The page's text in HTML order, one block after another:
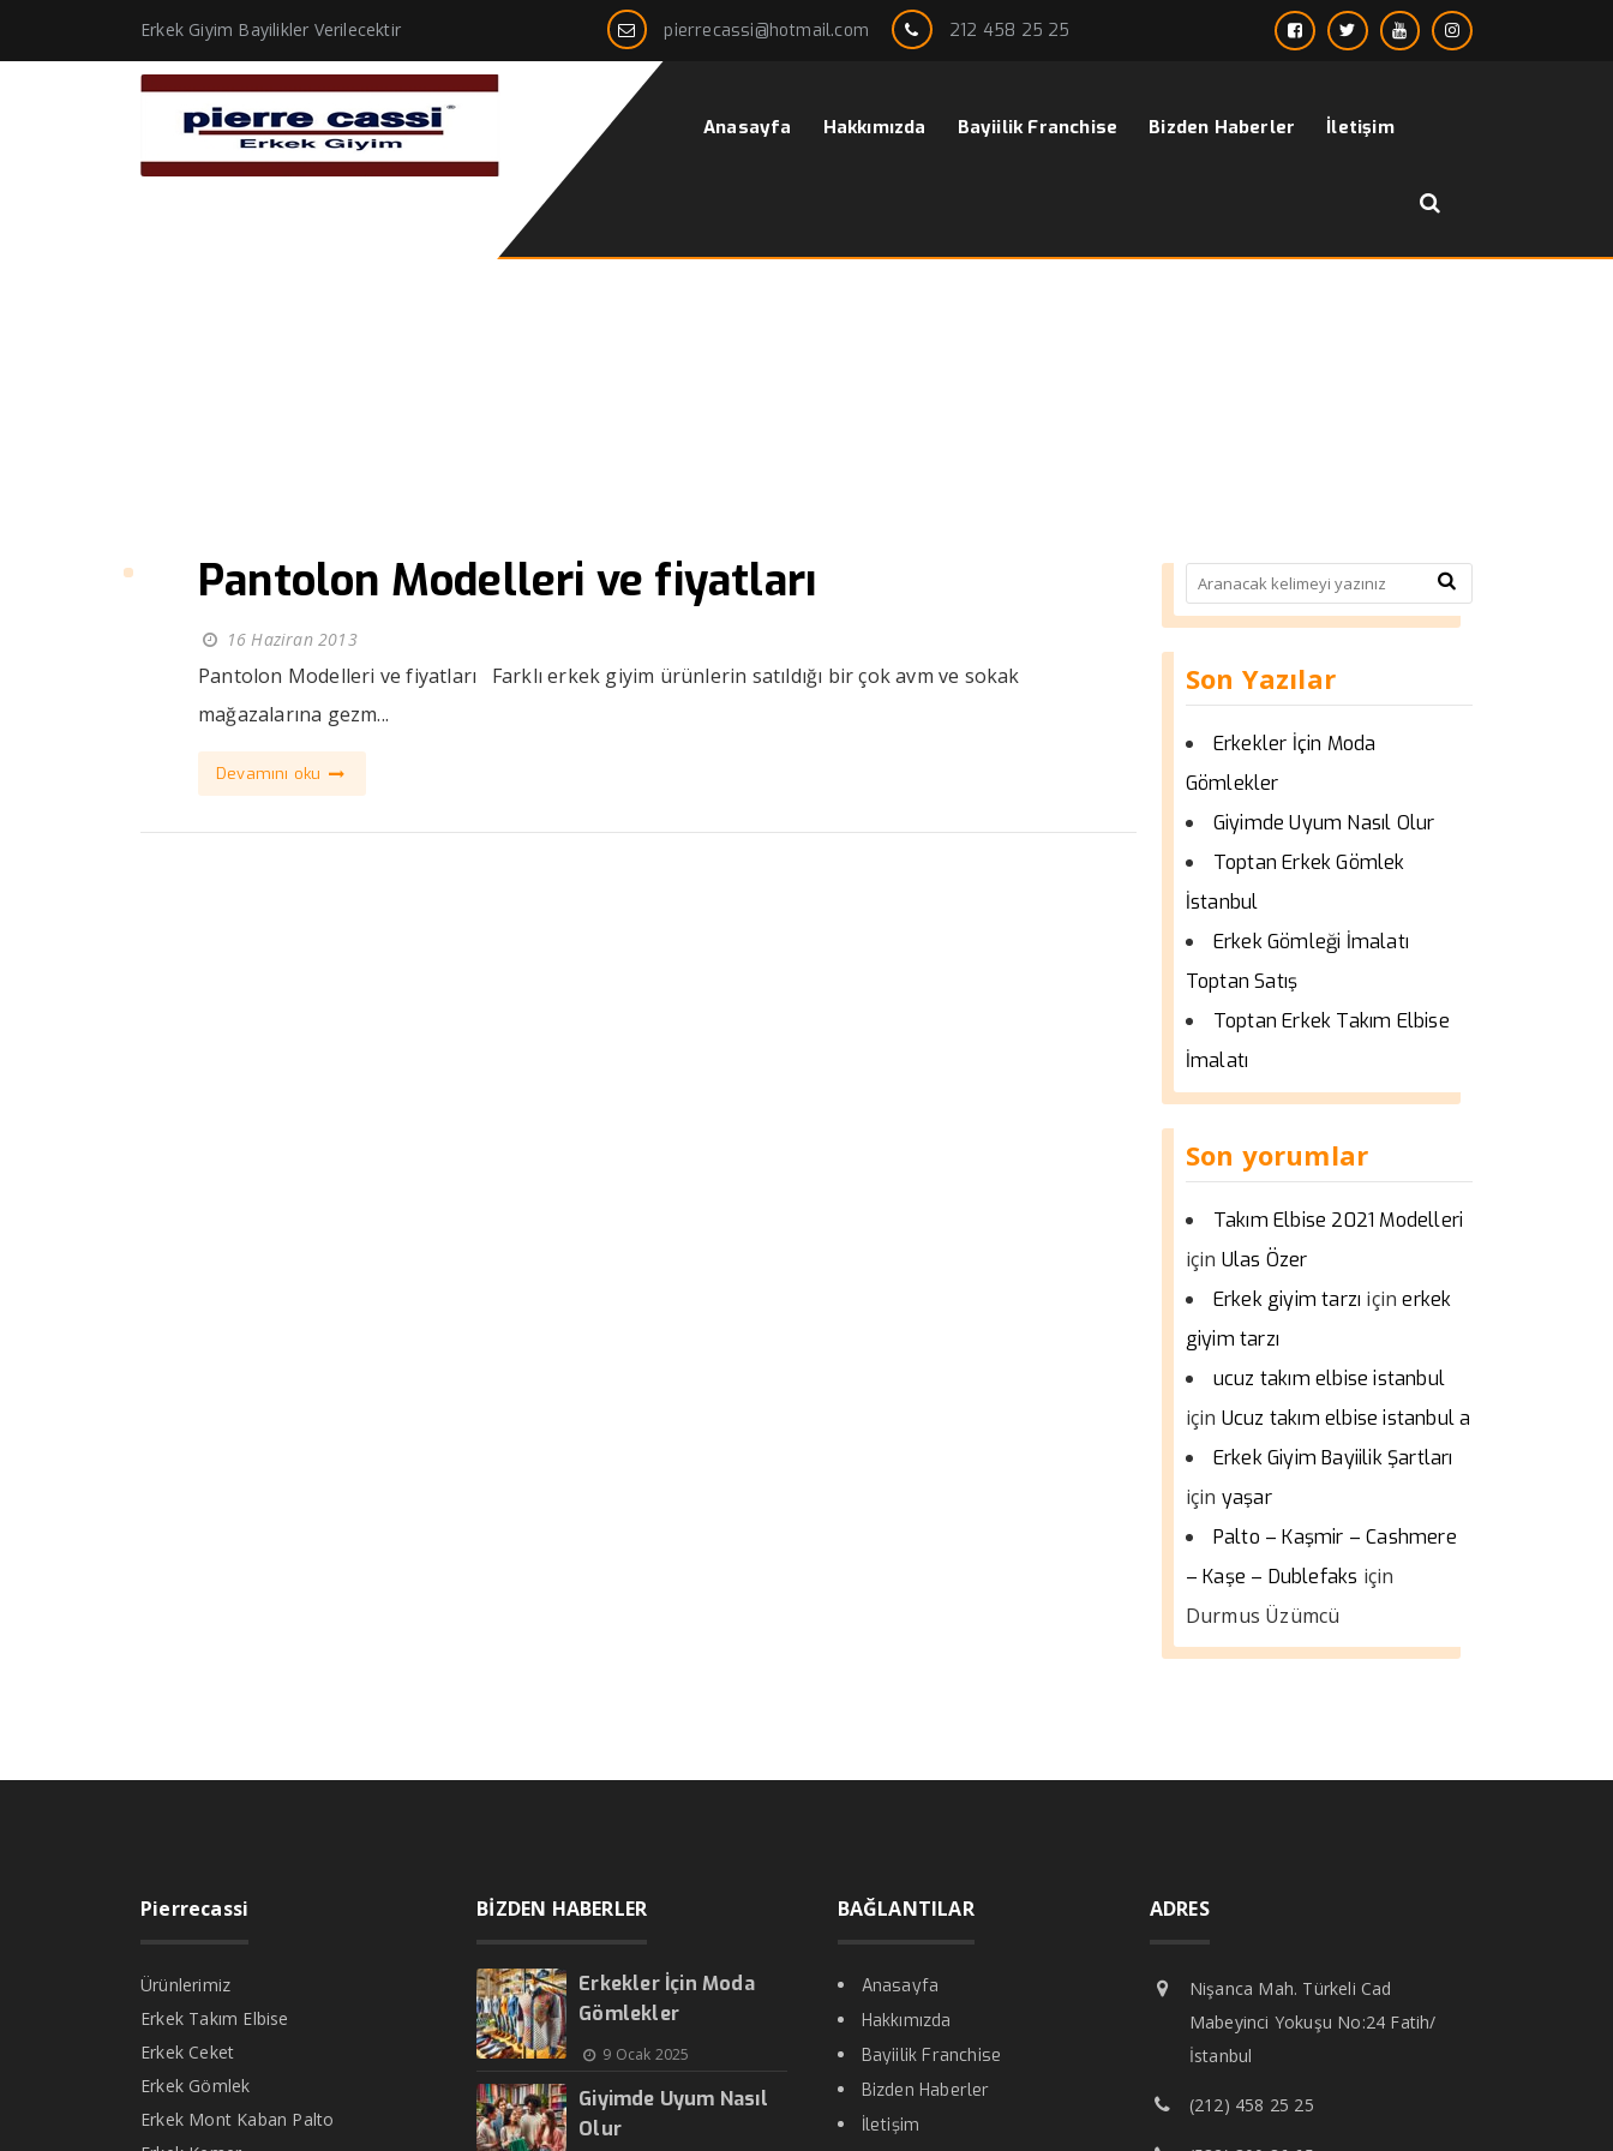
Erkek Giyim Bayilikler Verilecektir pierrecassi@hotmail.com 212 458 25 25
Anasayfa Hakkımızda Bayiilik Franchise Bizden Haberler İletişim
Pantolon Modelleri ve fiyatları
16 Haziran 2013
Pantolon Modelleri ve fiyatları Farklı erkek giyim ürünlerin satıldığı bir çok avm ve sokak
mağazalarına gezm...
Devamını oku
Son Yazılar
Erkekler İçin Moda
Gömlekler
Giyimde Uyum Nasıl Olur
Toptan Erkek Gömlek
İstanbul
Erkek Gömleği İmalatı
Toptan Satış
Toptan Erkek Takım Elbise
İmalatı
Son yorumlar
Takım Elbise 2021 Modelleri
için Ulas Özer
Erkek giyim tarzı içinerkek
giyim tarzı
ucuz takım elbise istanbul
için Ucuz takım elbise istanbul a
Erkek Giyim Bayiilik Şartları
için yaşar
Palto – Kaşmir – Cashmere
– Kaşe – Dublefaks için
Durmus Üzümcü
Pierrecassi
Ürünlerimiz
Erkek Takım Elbise
Erkek Ceket
Erkek Gömlek
Erkek Mont Kaban Palto
BİZDEN HABERLER
Erkekler İçin Moda
Gömlekler
9 Ocak 2025
Giyimde Uyum Nasıl
Olur
BAĞLANTILAR
Anasayfa
Hakkımızda
Bayiilik Franchise
Bizden Haberler
İletişim
ADRES
Nişanca Mah. Türkeli Cad
Mabeyinci Yokuşu No:24 Fatih/
İstanbul
(212) 458 25 25